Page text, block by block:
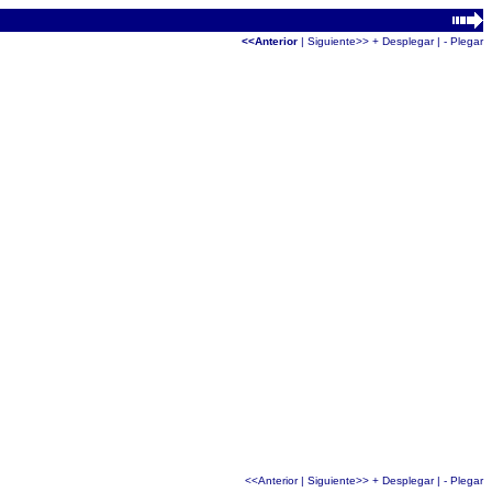
<<Anterior | Siguiente>> + Desplegar| - Plegar
<<Anterior| Siguiente>> + Desplegar| - Plegar